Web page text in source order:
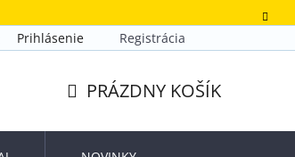
obchodné podmienky
Prihlásenie Registrácia
PRÁZDNY KOŠÍK